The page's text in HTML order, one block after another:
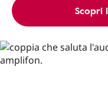
Scopri